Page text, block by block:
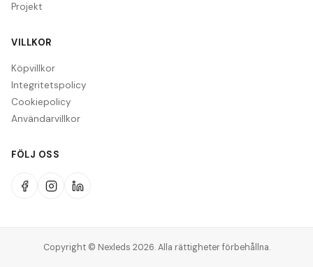
Projekt
VILLKOR
Köpvillkor
Integritetspolicy
Cookiepolicy
Användarvillkor
FÖLJ OSS
Copyright © Nexleds 2026. Alla rättigheter förbehållna.